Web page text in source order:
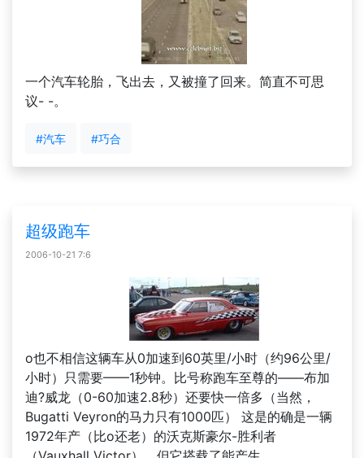
一个汽车轮胎，飞出去，又被撞了回来。简直不可思
议- -。
#汽车 #巧合
超级跑车
2006-10-21 7:6
o也不相信这辆车从0加速到60英里/小时（约96公里/
小时）只需要——1秒钟。比号称跑车至尊的——布加
迪?威龙（0-60加速2.8秒）还要快一倍多（当然，
Bugatti Veyron的马力只有1000匹） 这是的确是一辆
1972年产（比o还老）的沃克斯豪尔-胜利者